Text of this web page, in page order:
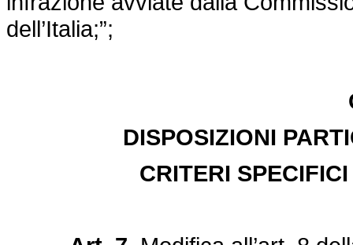
dell’Italia;”;
DISPOSIZIONI
CRITERI